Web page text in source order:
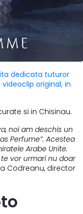
dedicata tuturor
original, in
si in Chisinau.
noi am deschis un
Perfume”. Acestea
Arabe Unite.
vor urmari nu doar
Codreanu, director